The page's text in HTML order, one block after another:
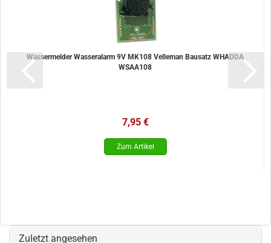
Wassermelder Wasseralarm 9V MK108 Velleman Bausatz WHADDA
WSAA108
7,95 €
Zuletzt angesehen